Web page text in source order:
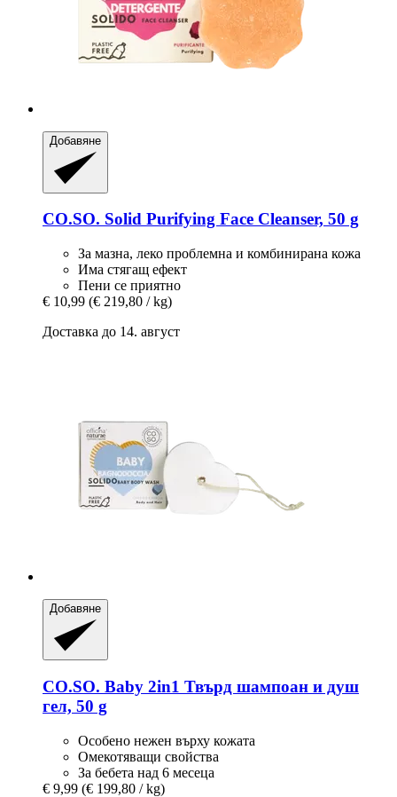
Добавяне
CO.SO. Solid Purifying Face Cleanser, 50 g
За мазна, леко проблемна и комбинирана кожа
Има стягащ ефект
Пени се приятно
€ 10,99 (€ 219,80 / kg)
Доставка до 14. август
Добавяне
CO.SO. Baby 2in1 Твърд шампоан и душ
гел, 50 g
Особено нежен върху кожата
Омекотяващи свойства
За бебета над 6 месеца
€ 9,99 (€ 199,80 / kg)